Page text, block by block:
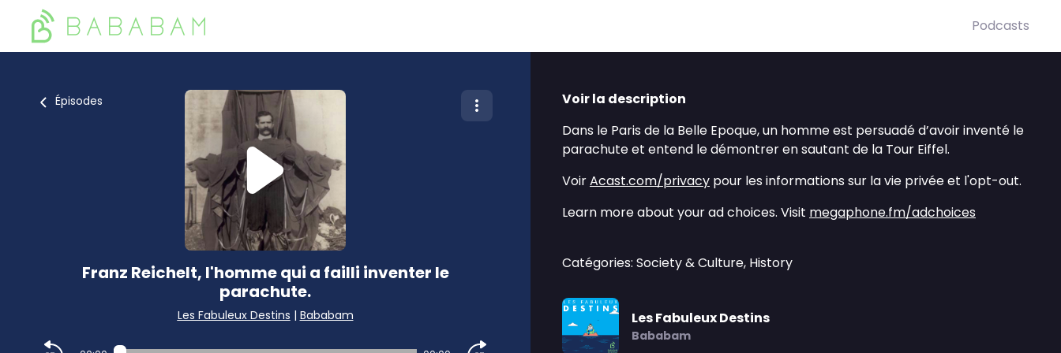
Podcasts
Épisodes
Franz Reichelt, l'homme qui a failli inventer le
parachute.
Les Fabuleux Destins | Bababam
Voir la description
Dans le Paris de la Belle Epoque, un homme est persuadé d’avoir inventé le
parachute et entend le démontrer en sautant de la Tour Eiffel.
VoirAcast.com/privacy pour les informations sur la vie privée et l'opt-out.
Learn more about your ad choices. Visit megaphone.fm/adchoices
Catégories: Society & Culture, History
Les Fabuleux Destins
Bababam